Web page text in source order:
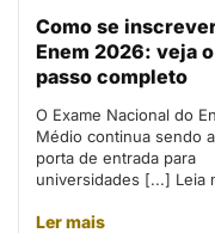
Como se
Enem 2026: veja
passo completo
O Exame Nacional do
Médio continua sendo
porta de entrada para
universidades [...] Leia
Ler mais